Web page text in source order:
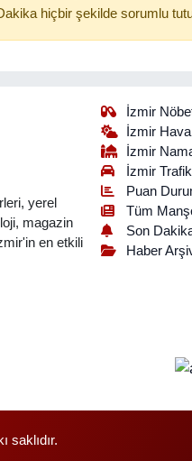
hiçbir şekilde sorumlu
yerel
magazin
en etkili
İzmir
İzmir
İzmir
İzmir
Puan
Tüm
Son
Haber
saklıdır.